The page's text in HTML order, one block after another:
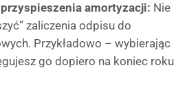
amortyzacji: Nie
zaliczenia odpisu do
Przykładowo – wybierając
go dopiero na koniec roku